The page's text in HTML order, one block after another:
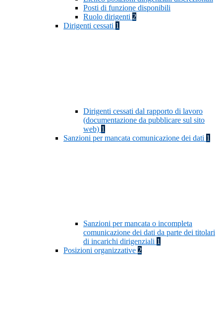
Posti di funzione disponibili
Ruolo dirigenti 2
Dirigenti cessati 1
Dirigenti cessati dal rapporto di lavoro
(documentazione da pubblicare sul sito
web) 1
Sanzioni per mancata comunicazione dei dati 1
Sanzioni per mancata o incompleta
comunicazione dei dati da parte dei titolari
di incarichi dirigenziali 1
Posizioni organizzative 2